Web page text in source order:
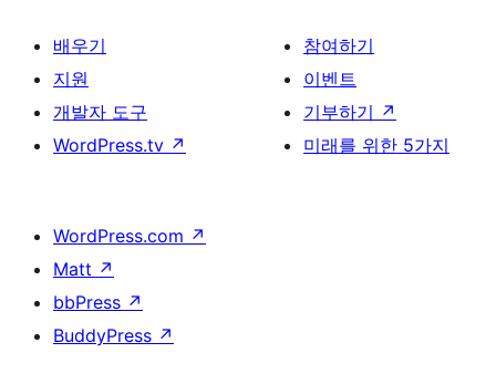
배우기
지원
개발자 도구
WordPress.tv ↗
참여하기
이벤트
기부하기 ↗
미래를 위한 5가지
WordPress.com ↗
Matt ↗
bbPress ↗
BuddyPress ↗